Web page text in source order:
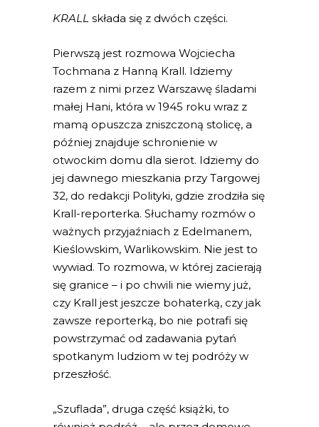
KRALL składa się z dwóch części.
Pierwszą jest rozmowa Wojciecha
Tochmana z Hanną Krall. Idziemy
razem z nimi przez Warszawę śladami
małej Hani, która w 1945 roku wraz z
mamą opuszcza zniszczoną stolicę, a
później znajduje schronienie w
otwockim domu dla sierot. Idziemy do
jej dawnego mieszkania przy Targowej
32, do redakcji Polityki, gdzie zrodziła się
Krall-reporterka. Słuchamy rozmów o
ważnych przyjaźniach z Edelmanem,
Kieślowskim, Warlikowskim. Nie jest to
wywiad. To rozmowa, w której zacierają
się granice – i po chwili nie wiemy już,
czy Krall jest jeszcze bohaterką, czy jak
zawsze reporterką, bo nie potrafi się
powstrzymać od zadawania pytań
spotkanym ludziom w tej podróży w
przeszłość.
„Szuflada”, druga część książki, to